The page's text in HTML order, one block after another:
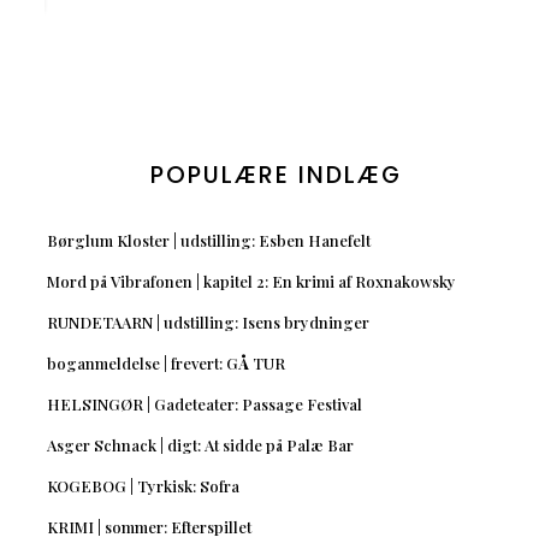
POPULÆRE INDLÆG
Børglum Kloster | udstilling: Esben Hanefelt
Mord på Vibrafonen | kapitel 2: En krimi af Roxnakowsky
RUNDETAARN | udstilling: Isens brydninger
boganmeldelse | frevert: GÅ TUR
HELSINGØR | Gadeteater: Passage Festival
Asger Schnack | digt: At sidde på Palæ Bar
KOGEBOG | Tyrkisk: Sofra
KRIMI | sommer: Efterspillet